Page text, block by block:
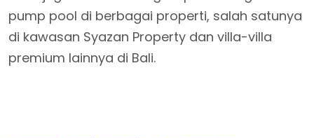
pump pool di berbagai properti, salah satunya
di kawasan Syazan Property dan villa-villa
premium lainnya di Bali.